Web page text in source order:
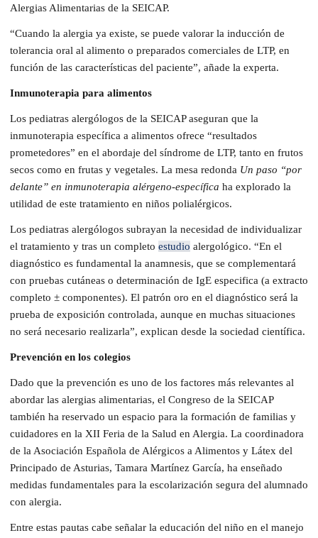
Alergias Alimentarias de la SEICAP.
“Cuando la alergia ya existe, se puede valorar la inducción de
tolerancia oral al alimento o preparados comerciales de LTP, en
función de las características del paciente”, añade la experta.
Inmunoterapia para alimentos
Los pediatras alergólogos de la SEICAP aseguran que la
inmunoterapia específica a alimentos ofrece “resultados
prometedores” en el abordaje del síndrome de LTP, tanto en frutos
secos como en frutas y vegetales. La mesa redonda Un paso “por
delante” en inmunoterapia alérgeno-específica ha explorado la
utilidad de este tratamiento en niños polialérgicos.
Los pediatras alergólogos subrayan la necesidad de individualizar
el tratamiento y tras un completo estudio alergológico. “En el
diagnóstico es fundamental la anamnesis, que se complementará
con pruebas cutáneas o determinación de IgE especifica (a extracto
completo ± componentes). El patrón oro en el diagnóstico será la
prueba de exposición controlada, aunque en muchas situaciones
no será necesario realizarla”, explican desde la sociedad científica.
Prevención en los colegios
Dado que la prevención es uno de los factores más relevantes al
abordar las alergias alimentarias, el Congreso de la SEICAP
también ha reservado un espacio para la formación de familias y
cuidadores en la XII Feria de la Salud en Alergia. La coordinadora
de la Asociación Española de Alérgicos a Alimentos y Látex del
Principado de Asturias, Tamara Martínez García, ha enseñado
medidas fundamentales para la escolarización segura del alumnado
con alergia.
Entre estas pautas cabe señalar la educación del niño en el manejo